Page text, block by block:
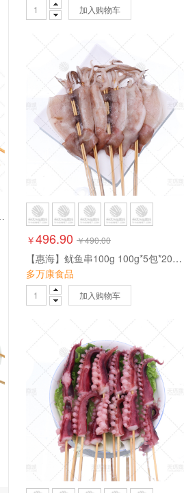
加入购物车
￥496.90 ￥490.00
【惠海】鱿鱼串100g 100g*5包*20支 10kg
多万康食品
加入购物车